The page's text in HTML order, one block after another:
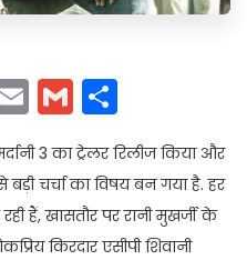
EmailGmail
3 का ट्रेलर रिलीज किया और
बड़ी चर्चा का विषय बन गया है. हर
हैं, खासतौर पर रानी मुखर्जी के
किरदार एसीपी शिवानी